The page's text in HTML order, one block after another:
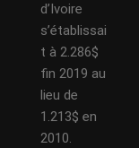
d’Ivoire
s’établissai
t à 2.286$
fin 2019 au
lieu de
1.213$ en
2010.